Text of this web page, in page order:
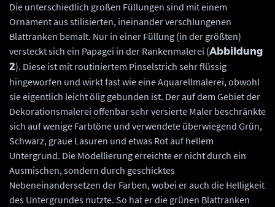
Die unterschiedlich großen Füllungen sind mit einem
Ornament aus stilisierten, ineinander verschlungenen
Blattranken bemalt. Nur in einer Füllung (in der größten)
versteckt sich ein Papagei in der Rankenmalerei (Abbildung
2). Diese ist mit routiniertem Pinselstrich sehr flüssig
hingeworfen und wirkt fast wie eine Aquarellmalerei, obwohl
sie eigentlich leicht ölig gebunden ist. Der auf dem Gebiet der
Dekorationsmalerei offenbar sehr versierte Maler beschränkte
sich auf wenige Farbtöne und verwendete überwiegend Grün,
Schwarz, graue Lasuren und etwas Rot auf hellem
Untergrund. Die Modellierung erreichte er nicht durch ein
Ausmischen, sondern durch geschicktes
Nebeneinandersetzen der Farben, wobei er auch die Helligkeit
des Untergrundes nutzte. So hat er die grünen Blattranken